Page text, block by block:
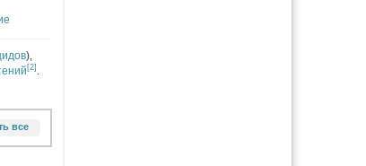
),
[2] .
все